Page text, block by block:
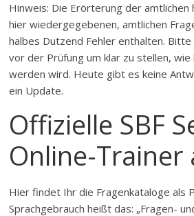
Hinweis: Die Erörterung der
hier wiedergegebenen, amtlichen
halbes Dutzend Fehler enthalten.
vor der Prüfung um klar zu stellen,
werden wird. Heute gibt es keine
ein Update.
Offizielle SBF
Online-Trainer
Hier findet Ihr die Fragenkataloge als
Sprachgebrauch heißt das: „Fragen-